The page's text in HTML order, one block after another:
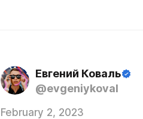
Евгений Коваль
@evgeniykoval
February 2, 2023